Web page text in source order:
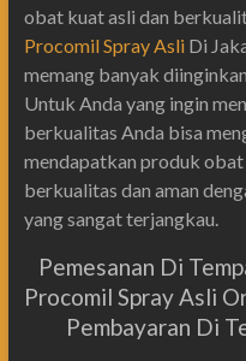
obat kuat asli dan
Procomil Spray AsliDi
memang banyak
Untuk Anda yang ingin
berkualitas Anda bisa
mendapatkan produk
berkualitas dan aman
yang sangat terjangkau.
Pemesanan Di
Procomil Spray Asli
Pembayaran Di